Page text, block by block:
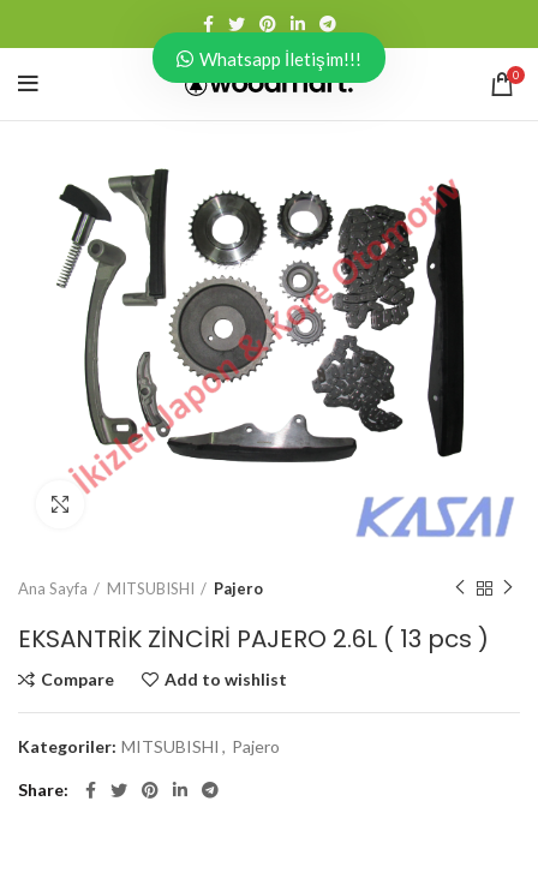
0
Ana Sayfa MITSUBISHI Pajero
EKSANTRİK ZİNCİRİ PAJERO 2.6L ( 13 pcs )
Compare Add to wishlist
Kategoriler: MITSUBISHI , Pajero
Share
Whatsapp İletişim!!!